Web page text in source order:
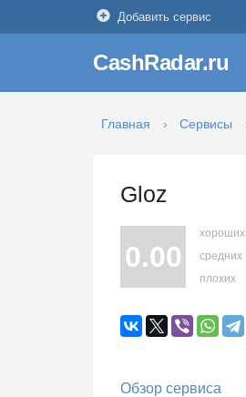
Добавить сервис
CashRadar.ru
Главная Сервисы
Gloz
0.00
хороших
средних
плохих
Обзор сервиса